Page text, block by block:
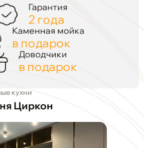
Гарантия
2 года
Каменная мойка
в подарок
Доводчики
в подарок
кухни
Циркон